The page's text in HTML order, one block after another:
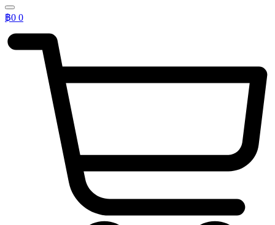
฿0 0